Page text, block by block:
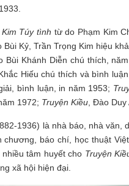
Kim Túy tình từ do Phạm Kim
Bùi Kỷ, Trần Trọng Kim hiệu
Bùi Khánh Diễn chú thích,
Hiếu chú thích và bình
bình luận, in năm 1953;
1972; Truyện Kiều , Đào
1936) là nhà báo, nhà văn,
chương, báo chí, học thuật
tâm huyết cho Truyện
xã hội hiện đại.
từng hình dung viết văn là
trình phác dựng thế giới từ
tưởng tượng, nơi nhà văn tự
tạo hình mọi thứ theo ý mình...
THỊ TÚ NGỌC)